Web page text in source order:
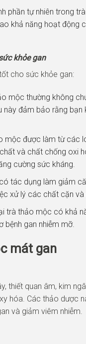
phần tự nhiên trong
khả năng hoạt động
khỏe gan
cho sức khỏe gan:
mộc thường không
này đảm bảo rằng
mộc được làm từ các
và chất chống oxi
cường sức kháng.
tác dụng làm giảm
xử lý các chất cặn
trà thảo mộc có khả
gan nhiễm mỡ.
mát gan
thiết quan âm, kim
hóa. Các thảo dược
và giảm viêm nhiễm.